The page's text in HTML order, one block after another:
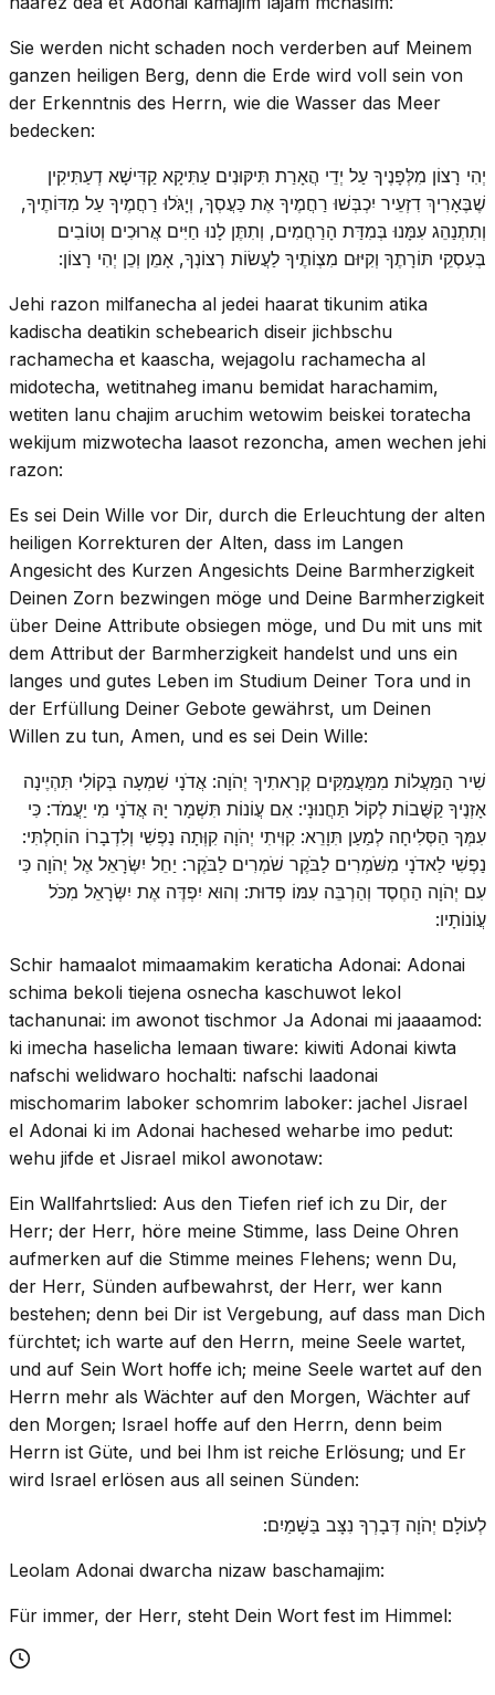
Sie werden nicht schaden noch verderben auf Meinem
ganzen heiligen Berg, denn die Erde wird voll sein von
der Erkenntnis des Herrn, wie die Wasser das Meer
bedecken:
יְהִי רָצוֹן מִלְּפָנֶיךָ עַל יְדֵי הֲאָרַת תִּיקּוּנִים עַתִּיקָא קַדִּישָׁא דְעַתִּיקִין
שֶׁבֶּאָרִיךְ דִזְעֵיר יִכְבְּשׁוּ רַחֲמֶיךָ אֶת כַּעֲסְךָ, וְיָגֹּלוּ רַחֲמֶיךָ עַל מִדּוֹתֶיךָ,
וְתִתְנַהֵג עִמָּנוּ בְּמִדַּת הָרַחֲמִים, וְתִתֶּן לָנוּ חַיִּים אֲרוּכִים וְטוֹבִים
בְּעִסְקֵי תּוֹרָתֶךָ וְקִיּוּם מִצְו‍ֹתֶיךָ לַעֲשׂוֹת רְצוֹנְךָ, אָמֵן וְכֵן יְהִי רָצוֹן:
Jehi razon milfanecha al jedei haarat tikunim atika
kadischa deatikin schebearich diseir jichbschu
rachamecha et kaascha, wejagolu rachamecha al
midotecha, wetitnaheg imanu bemidat harachamim,
wetiten lanu chajim aruchim wetowim beiskei toratecha
wekijum mizwotecha laasot rezoncha, amen wechen jehi
razon:
Es sei Dein Wille vor Dir, durch die Erleuchtung der alten
heiligen Korrekturen der Alten, dass im Langen
Angesicht des Kurzen Angesichts Deine Barmherzigkeit
Deinen Zorn bezwingen möge und Deine Barmherzigkeit
über Deine Attribute obsiegen möge, und Du mit uns mit
dem Attribut der Barmherzigkeit handelst und uns ein
langes und gutes Leben im Studium Deiner Tora und in
der Erfüllung Deiner Gebote gewährst, um Deinen
Willen zu tun, Amen, und es sei Dein Wille:
שִׁיר הַמַּעֲלוֹת מִמַּעֲמַקִּים קְרָאתִיךָ יְהֹוָה: אֲדֹנָי שִׁמְעָה בְּקוֹלִי תִּהְיֶינָה
אָזְנֶיךָ קַשֻּׁבוֹת לְקוֹל תַּחֲנוּנָי: אִם עֲו‍ֹנוֹת תִּשְׁמָר יָהּ אֲדֹנָי מִי יַעֲמֹד: כִּי
עִמְּךָ הַסְּלִיחָה לְמַעַן תִּוָרֵא: קִוִּיתִי יְהֹוָה קִוְּתָה נַפְשִׁי וְלִדְבָרוֹ הוֹחָלְתִּי:
נַפְשִׁי לַאדֹנָי מִשֹּׁמְרִים לַבֹּקֶר שֹׁמְרִים לַבֹּקֶר: יַחֵל יִשְּׂרָאֵל אֶל יְהֹוָה כִּי
עִם יְהֹוָה הַחֶסֶד וְהַרְבֵּה עִמּוֹ פְדוּת: וְהוּא יִפְדֶּה אֶת יִשְּׂרָאֵל מִכֹּל
עֲו‍ֹנוֹתָיו:
Schir hamaalot mimaamakim keraticha Adonai: Adonai
schima bekoli tiejena osnecha kaschuwot lekol
tachanunai: im awonot tischmor Ja Adonai mi jaaaamod:
ki imecha haselicha lemaan tiware: kiwiti Adonai kiwta
nafschi welidwaro hochalti: nafschi laadonai
mischomarim laboker schomrim laboker: jachel Jisrael
el Adonai ki im Adonai hachesed weharbe imo pedut:
wehu jifde et Jisrael mikol awonotaw:
Ein Wallfahrtslied: Aus den Tiefen rief ich zu Dir, der
Herr; der Herr, höre meine Stimme, lass Deine Ohren
aufmerken auf die Stimme meines Flehens; wenn Du,
der Herr, Sünden aufbewahrst, der Herr, wer kann
bestehen; denn bei Dir ist Vergebung, auf dass man Dich
fürchtet; ich warte auf den Herrn, meine Seele wartet,
und auf Sein Wort hoffe ich; meine Seele wartet auf den
Herrn mehr als Wächter auf den Morgen, Wächter auf
den Morgen; Israel hoffe auf den Herrn, denn beim
Herrn ist Güte, und bei Ihm ist reiche Erlösung; und Er
wird Israel erlösen aus all seinen Sünden:
לְעוֹלָם יְהֹוָה דְּבָרְךָ נִצָּב בַּשָּׁמַיִם:
Leolam Adonai dwarcha nizaw baschamajim:
Für immer, der Herr, steht Dein Wort fest im Himmel: